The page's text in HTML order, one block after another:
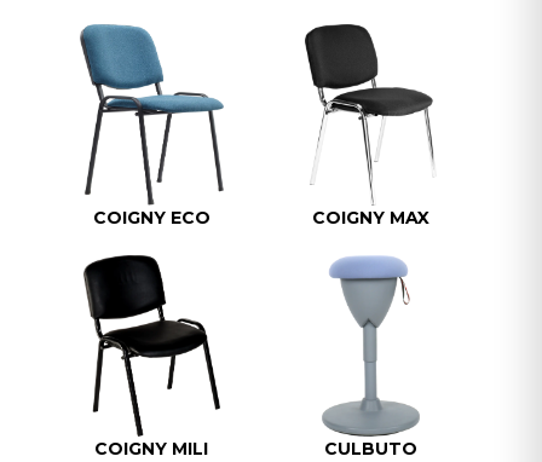
COIGNY ECO COIGNY MAX
COIGNY MILI CULBUTO